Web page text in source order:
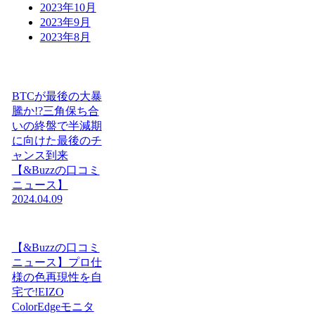
2023年10月
2023年9月
2023年8月
BTCが最後の大暴
騰か!?三角保ち合
いの終盤で半減期
に向けた最後のチ
ャンス到来
【&Buzzの口コミ
ニュース】
2024.04.09
【&Buzzの口コミ
ニュース】プロ仕
様の色再現性を自
宅で!EIZO
ColorEdgeモニタ